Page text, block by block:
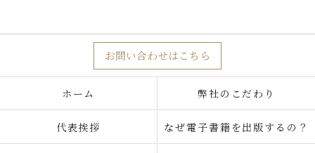
お問い合わせはこちら
ホーム 弊社のこだわり
代表挨拶 なぜ電子書籍を出版するの？